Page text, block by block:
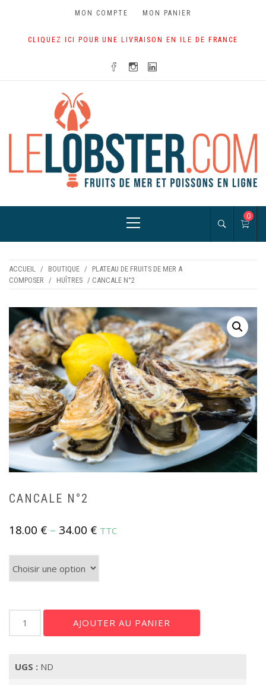
MON COMPTE MON PANIER
CLIQUEZ ICI POUR UNE LIVRAISON EN ILE DE FRANCE
Menu
0
ACCUEIL / BOUTIQUE /
PLATEAU DE FRUITS DE MER A
COMPOSER
/ HUÎTRES / CANCALE N°2
CANCALE N°2
18.00 € – 34.00 € TTC
AJOUTER AU PANIER
UGS : ND